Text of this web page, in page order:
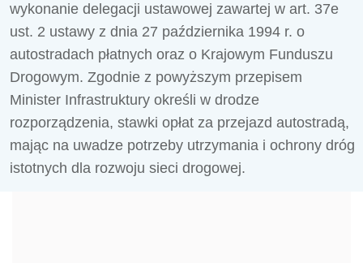
wykonanie delegacji ustawowej zawartej w art. 37e
ust. 2 ustawy z dnia 27 października 1994 r. o
autostradach płatnych oraz o Krajowym Funduszu
Drogowym. Zgodnie z powyższym przepisem
Minister Infrastruktury określi w drodze
rozporządzenia, stawki opłat za przejazd autostradą,
mając na uwadze potrzeby utrzymania i ochrony dróg
istotnych dla rozwoju sieci drogowej.